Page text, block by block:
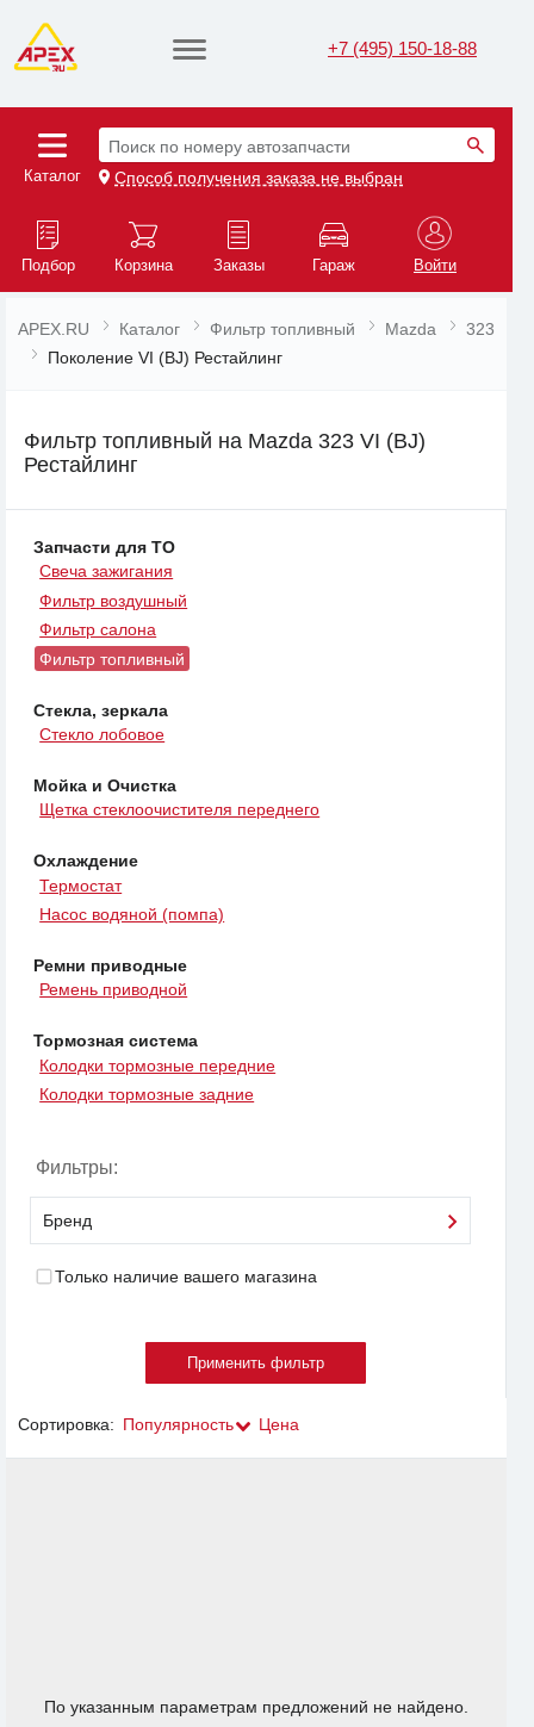
+7 (495) 150-18-88
Каталог
Поиск по номеру автозапчасти
Способ получения заказа не выбран
Подбор Корзина Заказы Гараж Войти
APEX.RU Каталог Фильтр топливный Mazda
323
Поколение VI (BJ) Рестайлинг
Фильтр топливный на Mazda 323 VI (BJ)
Рестайлинг
Запчасти для ТО
Свеча зажигания
Фильтр воздушный
Фильтр салона
Фильтр топливный
Стекла, зеркала
Стекло лобовое
Мойка и Очистка
Щетка стеклоочистителя переднего
Охлаждение
Термостат
Насос водяной (помпа)
Ремни приводные
Ремень приводной
Тормозная система
Колодки тормозные передние
Колодки тормозные задние
Фильтры:
Бренд
Только наличие вашего магазина
Сортировка: Популярность Цена
По указанным параметрам предложений не найдено.